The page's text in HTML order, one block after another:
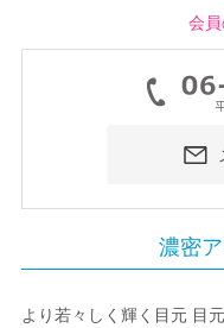
会
濃密
より若々しく輝く目元 目